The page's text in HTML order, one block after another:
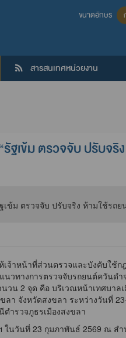
ขนาดอักษร
สารสนเทศหน่วยงาน
เข้ม ตรวจจับ ปรับจ
น้าที่ส่วนตรวจและบังคับใช้ก
ทางการตรวจจับรถยนต์ควันด
น 2 จุด คือ บริเวณหน้าเทศบา
า จังหวัดสงขลา ระหว่างวันที่
ำรวจภูธรเมืองสงขลา
วันที่ 23 กุมภาพันธ์ 2569 ณ สำ